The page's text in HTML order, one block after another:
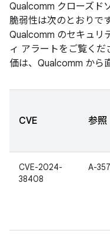
Qualcomm クローズド
脆弱性は次のとおりで
Qualcomm のセキュリ
ィ アラートをご覧く
価は、Qualcomm から
CVE 参照
CVE-2024-
38408
A-